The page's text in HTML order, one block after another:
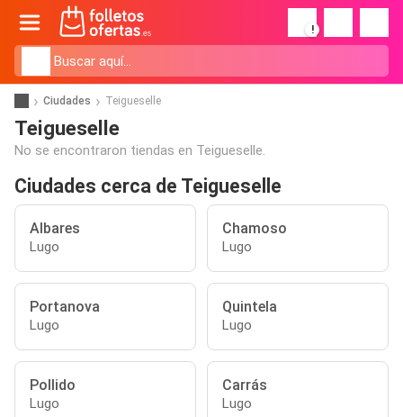
!
Ciudades Teigueselle
Teigueselle
No se encontraron tiendas en Teigueselle.
Ciudades cerca de Teigueselle
Albares
Lugo
Chamoso
Lugo
Portanova
Lugo
Quintela
Lugo
Pollido
Lugo
Carrás
Lugo